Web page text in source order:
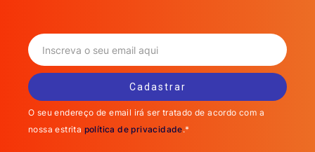
O seu endereço de email irá ser tratado de acordo com a
nossa estrita política de privacidade.*